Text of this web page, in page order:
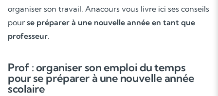
organiser son travail. Anacours vous livre ici ses conseils
pour se préparer à une nouvelle année en tant que
professeur.
Prof : organiser son emploi du temps
pour se préparer à une nouvelle année
scolaire